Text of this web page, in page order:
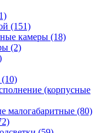
(151)
камеры (18)
(2)
(10)
(корпусные
малогабаритные (80)